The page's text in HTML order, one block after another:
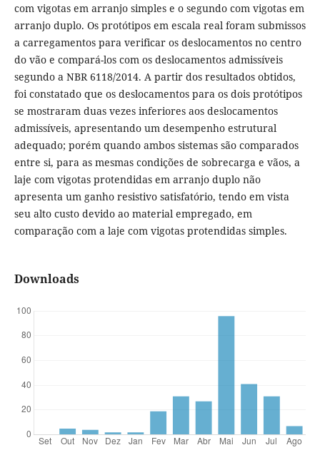
com vigotas em arranjo simples e o segundo com vigotas em
arranjo duplo. Os protótipos em escala real foram submissos
a carregamentos para verificar os deslocamentos no centro
do vão e compará-los com os deslocamentos admissíveis
segundo a NBR 6118/2014. A partir dos resultados obtidos,
foi constatado que os deslocamentos para os dois protótipos
se mostraram duas vezes inferiores aos deslocamentos
admissíveis, apresentando um desempenho estrutural
adequado; porém quando ambos sistemas são comparados
entre si, para as mesmas condições de sobrecarga e vãos, a
laje com vigotas protendidas em arranjo duplo não
apresenta um ganho resistivo satisfatório, tendo em vista
seu alto custo devido ao material empregado, em
comparação com a laje com vigotas protendidas simples.
Downloads